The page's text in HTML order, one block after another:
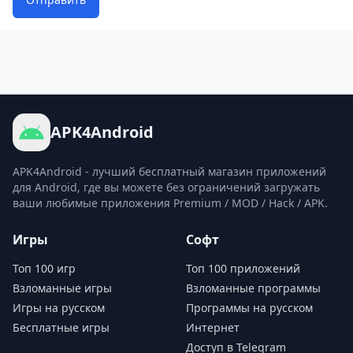
APK4Android
APK4Android - лучший бесплатный магазин приложений
для Android, где вы можете без ограничений загружать
ваши любимые приложения Premium / MOD / Hack / APK.
Игры
Топ 100 игр
Взломанные игры
Игры на русском
Бесплатные игры
Софт
Топ 100 приложений
Взломанные программы
Программы на русском
Интернет
Доступ в Telegram